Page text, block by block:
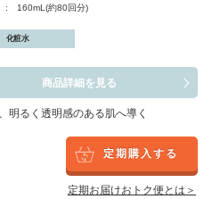
約80回分)
化粧水
商品詳細を見る
明るく透明感のある肌へ導く
定期購入する
定期お届けおトク便とは＞